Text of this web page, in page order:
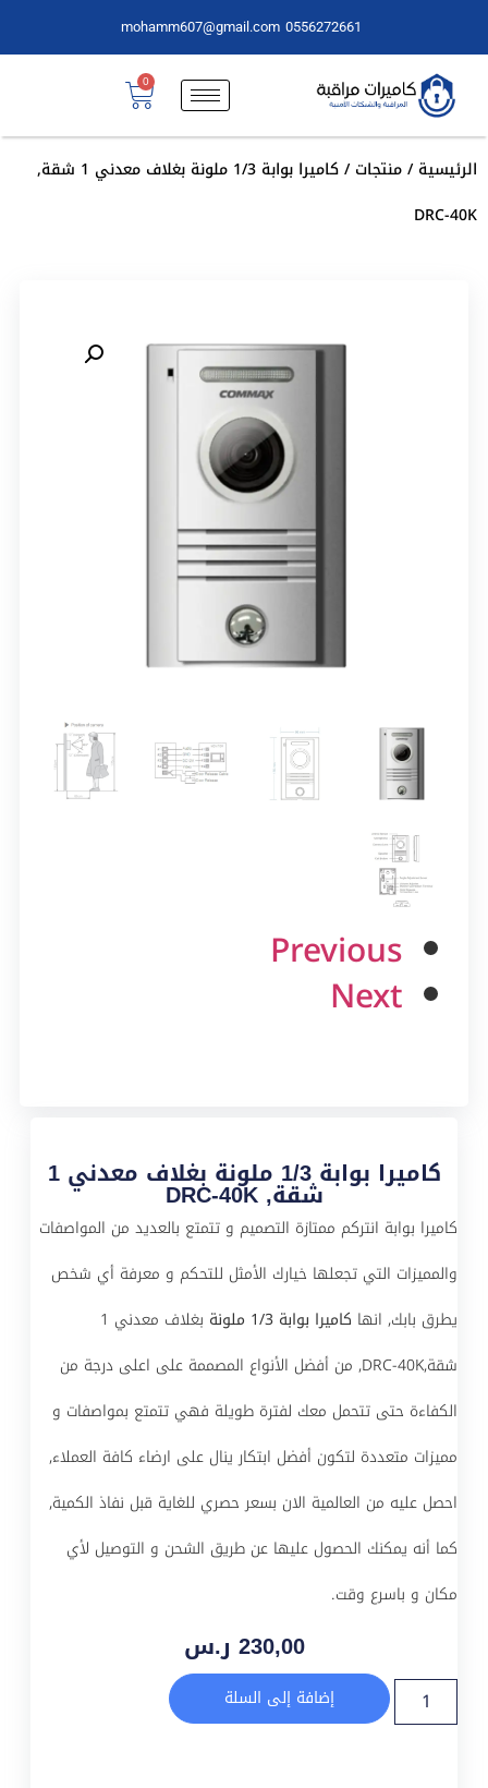
0556272661
mohamm607@gmail.com
0
الرئيسية/منتجات
/ كاميرا بوابة 1/3 ملونة بغلاف معدني 1 شقة,
DRC-40K
Previous
Next
كاميرا بوابة 1/3 ملونة بغلاف معدني 1
شقة, DRC-40K
كاميرا بوابة انتركم ممتازة التصميم و تتمتع بالعديد من المواصفات
والمميزات التي تجعلها خيارك الأمثل للتحكم و معرفة أي شخص
يطرق بابك, انها كاميرا بوابة 1/3 ملونة
بغلاف معدني 1
شقة,DRC-40K, من أفضل الأنواع المصممة على اعلى درجة من
الكفاءة حتى تتحمل معك لفترة طويلة فهي تتمتع بمواصفات و
مميزات متعددة لتكون أفضل ابتكار ينال على ارضاء كافة العملاء,
احصل عليه من العالمية الان بسعر حصري للغاية قبل نفاذ الكمية,
كما أنه يمكنك الحصول عليها عن طريق الشحن و التوصيل لأي
مكان و باسرع وقت.
230,00 ر.س
إضافة إلى السلة